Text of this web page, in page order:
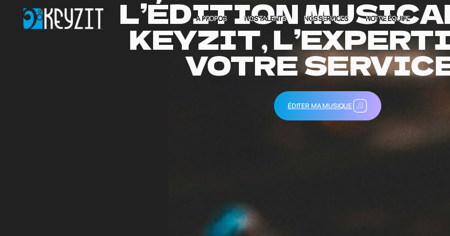
A PROPOS NOS TALENTS NOS SERVICES NOTRE ÉQUIPE
L’ÉDITION
KEYZIT,
VOTRE
ÉDITER MA MUSIQUE